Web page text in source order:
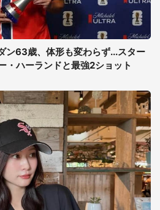
ン63歳、体形も変わらず...スター
・ハーランドと最強2ショット